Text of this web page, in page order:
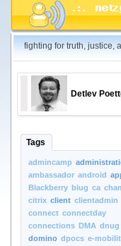
fighting for truth, justice,
Detlev
Tags
admincamp
ambassador android
Blackberry blug ca
citrix client clientadmin
connect connectday
connections DMA dnug
domino dpocs e-